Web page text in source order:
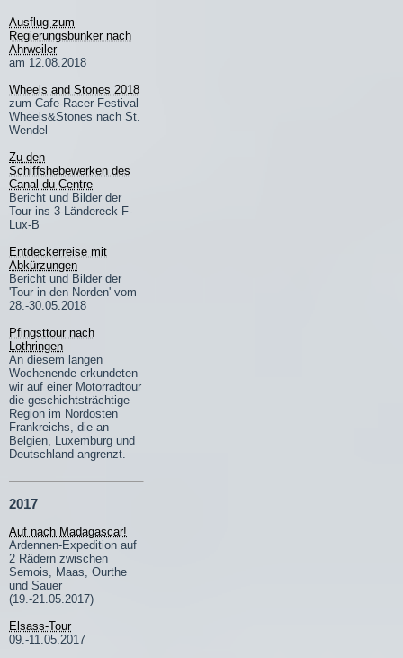
Ausflug zum
Regierungsbunker nach
Ahrweiler
am 12.08.2018
Wheels and Stones 2018
zum Cafe-Racer-Festival
Wheels&Stones nach St.
Wendel
Zu den
Schiffshebewerken des
Canal du Centre
Bericht und Bilder der
Tour ins 3-Ländereck F-
Lux-B
Entdeckerreise mit
Abkürzungen
Bericht und Bilder der
'Tour in den Norden' vom
28.-30.05.2018
Pfingsttour nach
Lothringen
An diesem langen
Wochenende erkundeten
wir auf einer Motorradtour
die geschichtsträchtige
Region im Nordosten
Frankreichs, die an
Belgien, Luxemburg und
Deutschland angrenzt.
2017
Auf nach Madagascar!
Ardennen-Expedition auf
2 Rädern zwischen
Semois, Maas, Ourthe
und Sauer
(19.-21.05.2017)
Elsass-Tour
09.-11.05.2017